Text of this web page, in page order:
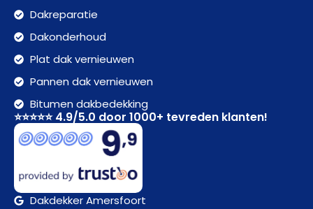
Dakreparatie
Dakonderhoud
Plat dak vernieuwen
Pannen dak vernieuwen
Bitumen dakbedekking
⭐⭐⭐⭐⭐ 4.9/5.0 door 1000+ tevreden klanten!
Dakdekker Amersfoort